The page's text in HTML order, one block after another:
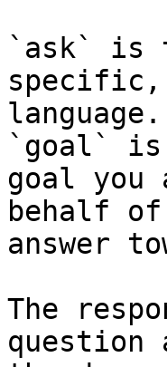
`ask` is
language.
`goal` is
goal you
behalf
answer
The
question